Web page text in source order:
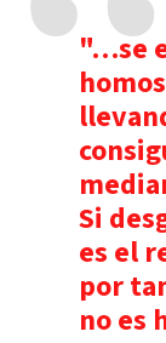
"…se
Si
es el
por
no es